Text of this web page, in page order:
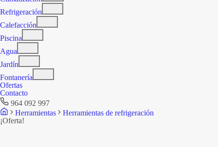
Refrigeración
Calefacción
Piscina
Agua
Jardín
Fontanería
Ofertas
Contacto
964 092 997
Herramientas
Herramientas de refrigeración
¡Oferta!